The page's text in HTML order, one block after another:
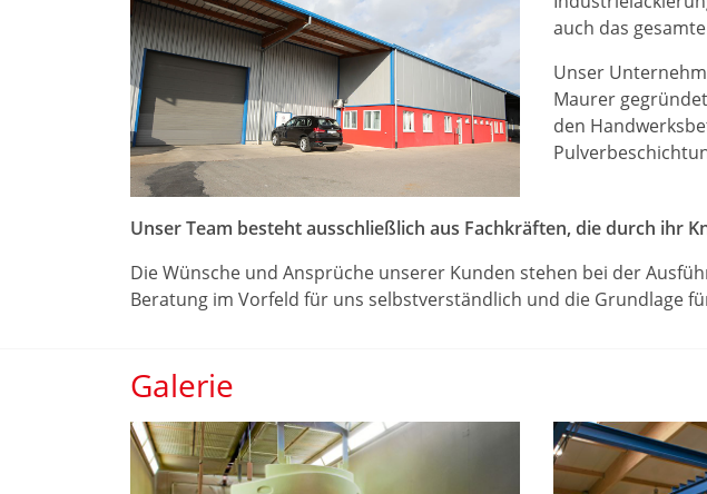
auch das
Unser
Maurer
den
Unser Team besteht ausschließlich aus Fachkräften, die durch ihr
Die Wünsche und Ansprüche unserer Kunden stehen bei der
Beratung im Vorfeld für uns selbstverständlich und die Grundlage
Galerie